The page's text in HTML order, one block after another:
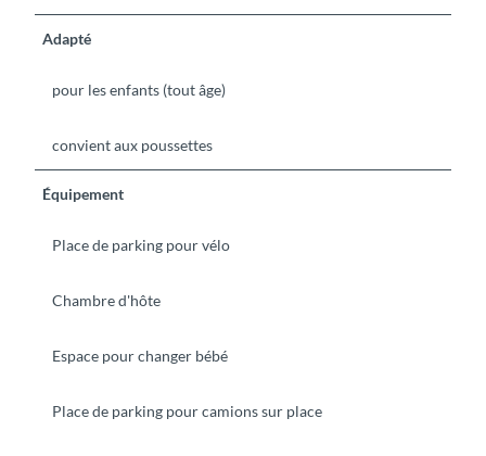
Adapté
pour les enfants (tout âge)
convient aux poussettes
Équipement
Place de parking pour vélo
Chambre d'hôte
Espace pour changer bébé
Place de parking pour camions sur place